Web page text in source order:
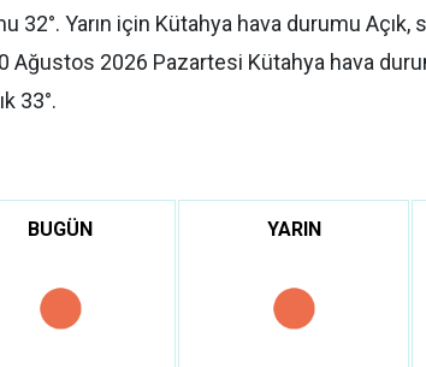
32°. Yarın için Kütahya hava durumu Açık,
Ağustos 2026 Pazartesi Kütahya hava
33°.
BUGÜN YARIN